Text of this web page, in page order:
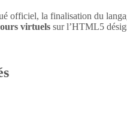
officiel, la finalisation du
virtuels sur l’HTML5